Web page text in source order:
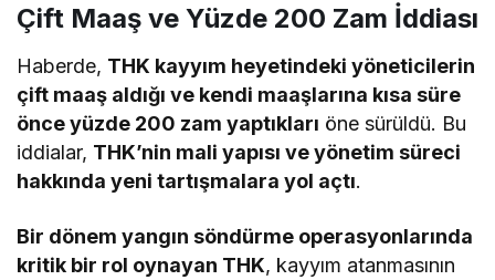
Çift Maaş ve Yüzde 200 Zam İddiası
Haberde, THK kayyım heyetindeki yöneticilerin
çift maaş aldığı ve kendi maaşlarına kısa süre
önce yüzde 200 zam yaptıkları öne sürüldü. Bu
iddialar, THK’nin mali yapısı ve yönetim süreci
hakkında yeni tartışmalara yol açtı.
Bir dönem yangın söndürme operasyonlarında
kritik bir rol oynayan THK, kayyım atanmasının